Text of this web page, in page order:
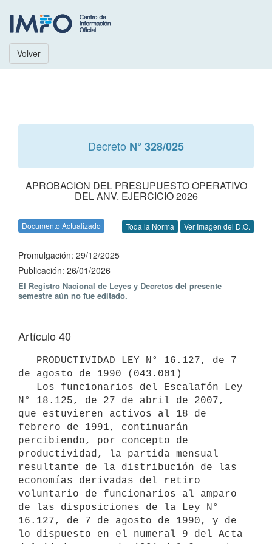
Volver
Decreto N° 328/025
APROBACION DEL PRESUPUESTO OPERATIVO
DEL ANV. EJERCICIO 2026
Documento Actualizado Toda la Norma Ver Imagen del D.O.
Promulgación: 29/12/2025
Publicación: 26/01/2026
El Registro Nacional de Leyes y Decretos del presente
semestre aún no fue editado.
Artículo 40
de agosto de 1990 (043.001)
N° 18.125, de 27 de abril de 2007,
que estuvieren activos al 18 de
febrero de 1991, continuarán
percibiendo, por concepto de
productividad, la partida mensual
resultante de la distribución de las
economías derivadas del retiro
voluntario de funcionarios al amparo
de las disposiciones de la Ley N°
16.127, de 7 de agosto de 1990, y de
lo dispuesto en el numeral 9 del Acta